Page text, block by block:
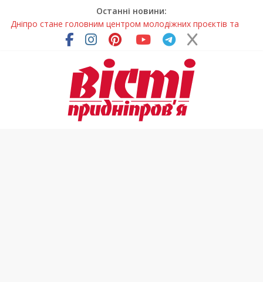
Останні новини:
Дніпро стане головним центром молодіжних проєктів та
ініціатив України
Засинання після півночі може негативно впливати на
У Тернівці працюють над посиленням водної безпеки
На Дніпропетровщині різко зросла кількість пожеж в